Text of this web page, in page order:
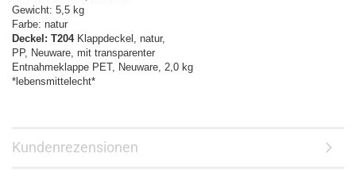
Gewicht: 5,5 kg
Farbe: natur
Deckel: T204Klappdeckel, natur,
PP, Neuware, mit transparenter
Entnahmeklappe PET, Neuware, 2,0 kg
*lebensmittelecht*
Kundenrezensionen